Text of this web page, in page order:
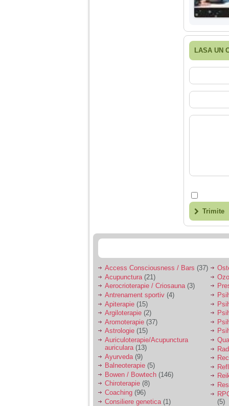
LASA UN
Trimite
Access Consciousness / Bars (37)
Acupunctura (21)
Aerocrioterapie / Criosauna(3)
Antrenament sportiv (4)
Apiterapie (15)
Argiloterapie (2)
Aromoterapie (37)
Astrologie (15)
Auriculoterapie/Acupunctura
auriculara(13)
Ayurveda (9)
Balneoterapie (5)
Bowen / Bowtech (146)
Chiroterapie (8)
Coaching (96)
Consiliere genetica (1)
(5)